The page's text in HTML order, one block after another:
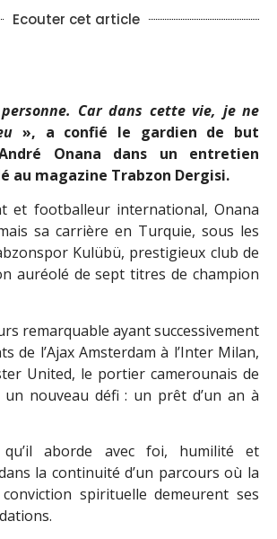
Ecouter cet article
Car dans cette vie, je ne
», a confié le gardien de but
Onana dans un entretien
au magazine Trabzon Dergisi.
et footballeur international, Onana
sa carrière en Turquie, sous les
Kulübü, prestigieux club de
auréolé de sept titres de champion
remarquable ayant successivement
de l’Ajax Amsterdam à l’Inter Milan,
United, le portier camerounais de
nouveau défi : un prêt d’un an à
aborde avec foi, humilité et
la continuité d’un parcours où la
spirituelle demeurent ses